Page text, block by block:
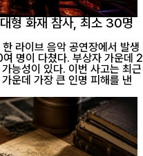
형 화재 참사, 최소 30명
라이브 음악 공연장에서 발생
명이 다쳤다. 부상자 가운데 2
능성이 있다. 이번 사고는 최근
운데 가장 큰 인명 피해를 낸